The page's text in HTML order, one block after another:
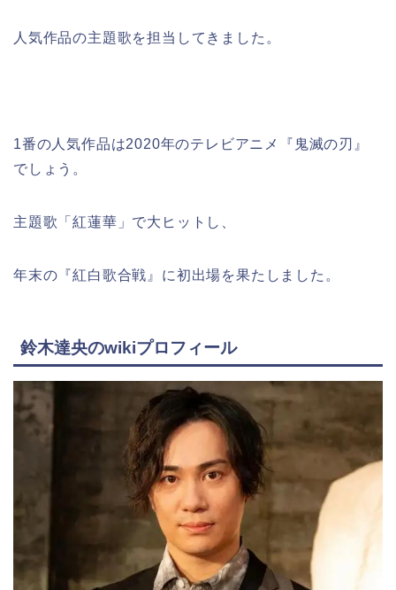
人気作品の主題歌を担当してきました。
1番の人気作品は2020年のテレビアニメ『鬼滅の刃』
でしょう。
主題歌「紅蓮華」で大ヒットし、
年末の『紅白歌合戦』に初出場を果たしました。
鈴木達央のwikiプロフィール